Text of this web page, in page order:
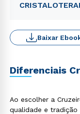
Baixar
Diferenciais
Ao escolher a
qualidade e tradição